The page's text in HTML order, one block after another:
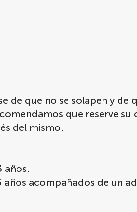
de que no se solapen y
que reserve
del mismo.
años.
acompañados de un